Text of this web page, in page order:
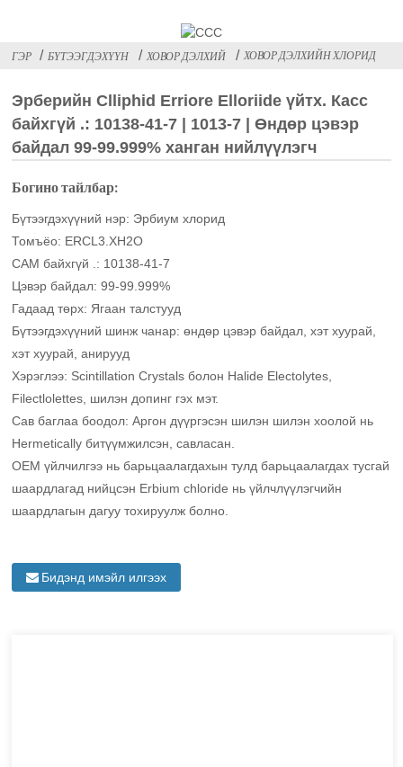
ГЭР БҮТЭЭГДЭХҮҮН ХОВОР ДЭЛХИЙ ХОВОР ДЭЛХИЙН ХЛОРИД
Эрберийн Clliphid Erriore Elloriide үйтx. Касс
байхгүй .: 10138-41-7 | 1013-7 | Өндөр цэвэр
байдал 99-99.999% ханган нийлүүлэгч
Богино тайлбар:
Бүтээгдэхүүний нэр: Эрбиум хлорид
Томъёо: ERCL3.XH2O
CAM байхгүй .: 10138-41-7
Цэвэр байдал: 99-99.999%
Гадаад төрх: Ягаан талстууд
Бүтээгдэхүүний шинж чанар: өндөр цэвэр байдал, хэт хуурай,
хэт хуурай, анирууд
Хэрэглээ: Scintillation Crystals болон Halide Electolytes,
Filectlolettes, шилэн допинг гэх мэт.
Сав баглаа боодол: Аргон дүүргэсэн шилэн шилэн хоолой нь
Hermetically битүүмжилсэн, савласан.
OEM үйлчилгээ нь барьцаалагдахын тулд барьцаалагдах тусгай
шаардлагад нийцсэн Erbium chloride нь үйлчлүүлэгчийн
шаардлагын дагуу тохируулж болно.
Бидэнд имэйл илгээх